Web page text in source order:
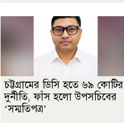
চট্টগ্রামের ডিসি হতে ৬৯ কোটির
দুর্নীতি, ফাঁস হলো উপসচিবের
‘সম্মতিপত্র’